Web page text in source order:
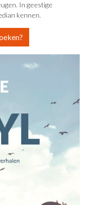
In geestige
kennen.